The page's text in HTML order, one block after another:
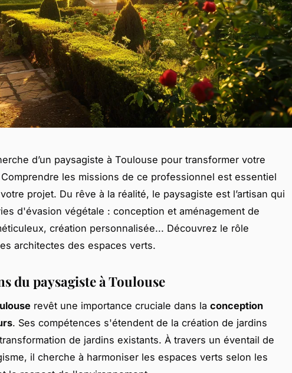
d’un paysagiste à Toulouse pour transformer votre
les missions de ce professionnel est essentiel
projet. Du rêve à la réalité, le paysagiste est l’artisan qui
d'évasion végétale : conception et aménagement de
création personnalisée... Découvrez le rôle
architectes des espaces verts.
du paysagiste à Toulouse
revêt une importance cruciale dans la conception
. Ses compétences s'étendent de la création de jardins
de jardins existants. À travers un éventail de
il cherche à harmoniser les espaces verts selon les